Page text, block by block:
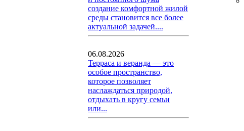
создание комфортной жилой
среды становится все более
актуальной задачей....
06.08.2026
Терраса и веранда — это
особое пространство,
которое позволяет
наслаждаться природой,
отдыхать в кругу семьи
или...